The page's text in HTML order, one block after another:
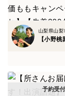
本来ぶどうも
いっているので
どうしても種
小さかったり
しかし、シャ
ン【朝どれ】【
【8月予約】
山梨県山梨